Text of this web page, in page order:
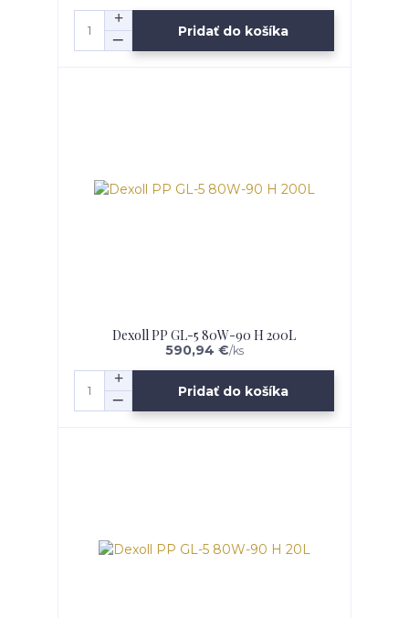
Pridať do košíka
Dexoll PP GL-5 80W-90 H 200L
590,94 €/ks
Pridať do košíka